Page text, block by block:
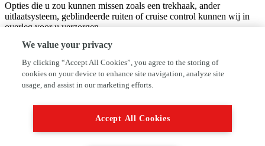
Opties die u zou kunnen missen zoals een trekhaak, ander
uitlaatsysteem, geblindeerde ruiten of cruise control kunnen wij in
overleg voor u verzorgen.
Welkom bij Autobedrijf P. de Jong B.V, Wij zijn gespecialiseerd in
de inkoop en verkoop van gebruikte auto’s, Tevens leveren wij ook
nieuwe personenauto’s / bedrijfswagens. Bent u opzoek naar een
specifieke auto? Wij helpen u graag met zoeken naar de juiste
occasion. Wij maken gebruik van afleverpakketten, u kunt kiezen uit
van deze occasion of op onze website. U bent aan het goede adres
voor een plezierige en betrouwbare partner in de autobranche. Wij
We value your privacy
By clicking “Accept All Cookies”, you agree to the storing of
cookies on your device to enhance site navigation, analyze site
usage, and assist in our marketing efforts.
Accept All Cookies